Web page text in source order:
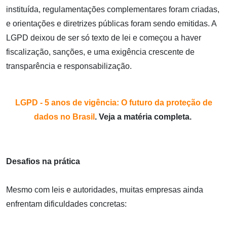
instituída, regulamentações complementares foram criadas,
e orientações e diretrizes públicas foram sendo emitidas. A
LGPD deixou de ser só texto de lei e começou a haver
fiscalização, sanções, e uma exigência crescente de
transparência e responsabilização.
LGPD - 5 anos de vigência: O futuro da proteção de
dados no Brasil . Veja a matéria completa.
Desafios na prática
Mesmo com leis e autoridades, muitas empresas ainda
enfrentam dificuldades concretas: